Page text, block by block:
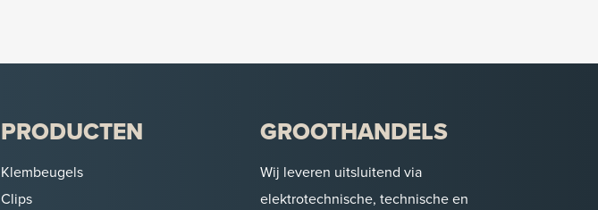
PRODUCTEN
Klembeugels
Clips
GROOTHANDELS
Wij leveren uitsluitend via
elektrotechnische, technische en